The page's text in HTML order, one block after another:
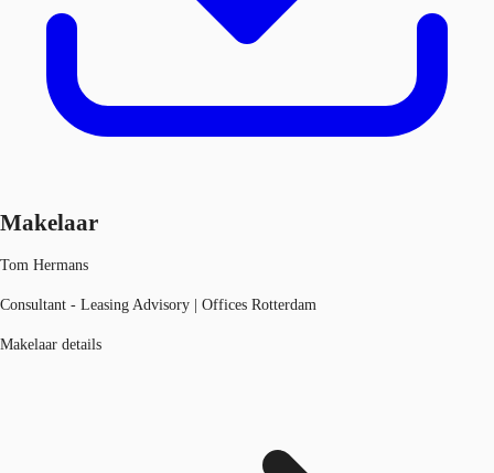
Makelaar
Tom Hermans
Consultant - Leasing Advisory | Offices Rotterdam
Makelaar details